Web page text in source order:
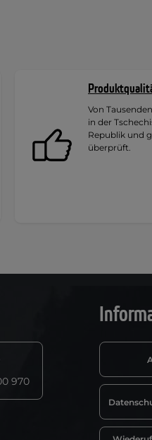
Von
in der
Republik und
überprüft.
970